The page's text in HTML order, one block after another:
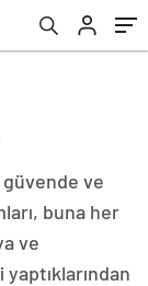
güvende ve
buna her
ve